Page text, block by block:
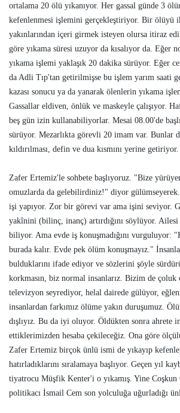
ortalama 20 ölü yıkanıyor. Her gassal günde 3
kefenlenmesi işlemini gerçekleştiriyor. Bir ölüyü
yakınlarından içeri girmek isteyen olursa itiraz
göre yıkama süresi uzuyor da kısalıyor da. Eğer
yıkama işlemi yaklaşık 20 dakika sürüyor. Eğer
da Adli Tıp'tan getirilmişse bu işlem yarım saati
kazası sonucu ya da yanarak ölenlerin yıkama
Gassallar eldiven, önlük ve maskeyle çalışıyor.
beş gün izin kullanabiliyorlar. Mesai 08.00'de
sürüyor. Mezarlıkta görevli 20 imam var. Bunlar
kıldırılması, defin ve dua kısmını yerine getiriyor.
Zafer Ertemiz'le sohbete başlıyoruz. "Bize
omuzlarda da gelebilirdiniz!" diyor gülümseyerek.
işi yapıyor. Zor bir görevi var ama işini seviyor.
yakînini (bilinç, inanç) artırdığını söylüyor.
biliyor. Ama evde iş konuşmadığını vurguluyor:
burada kalır. Evde pek ölüm konuşmayız."
bulduklarını ifade ediyor ve sözlerini şöyle
korkmasın, biz normal insanlarız. Bizim de çoluk
televizyon seyrediyor, helal dairede gülüyor,
insanlardan farkımız ölüme yakın duruşumuz.
dışlıyız. Bu da iyi oluyor. Öldükten sonra ahrete
ettiklerimizden hesaba çekileceğiz. Ona göre
Zafer Ertemiz birçok ünlü ismi de yıkayıp
hatırladıklarını sıralamaya başlıyor. Geçen yıl
tiyatrocu Müşfik Kenter'i o yıkamış. Yine Coşkun
politikacı İsmail Cem son yolculuğa uğurladığı